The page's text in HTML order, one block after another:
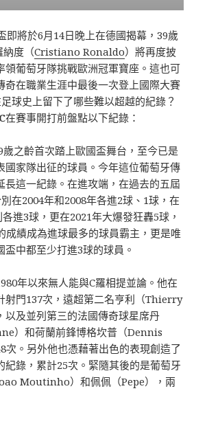
即將於6月14日晚上在德國揭幕，39歲
納度（Cristiano Ronaldo）將再度披
領葡萄牙隊挑戰歐洲冠軍寶座。這也可
奇在職業生涯中最後一次登上國際大賽
球史上留下了哪些難以超越的紀錄？
在賽事開打前盤點以下紀錄：
歲之齡首次踏上歐國盃舞台，至今已是
國家隊出征的球員。今年這位葡萄牙傳
長這一紀錄。在進攻端，在過去的五屆
在2004年和2008年各進2球、1球，在
進3球，更在2021年大爆發狂轟5球，
成績成為進球最多的球員霸主，更是唯
盃中都至少打進3球的球員。
年以來無人能與C羅相提並論。他在
射門137次，遠超第二名亨利（Thierry
以及並列第三的法國傳奇球星席丹
）和荷蘭前鋒博格坎普（Dennis
。另外他也憑藉著出色的表現創造了
紀錄，累計25次。緊隨其後的是葡萄牙
Moutinho）和佩佩（Pepe），兩